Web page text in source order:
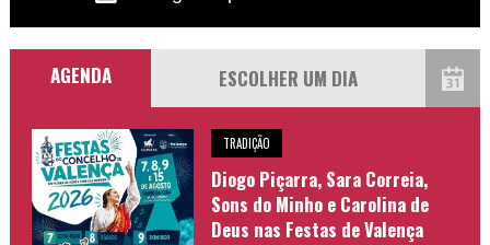
AGENDA
TRADIÇÃO
Diogo Piçarra, Sara Correia,
Sons do Minho e Carolina de
Deus nas Festas de Valença